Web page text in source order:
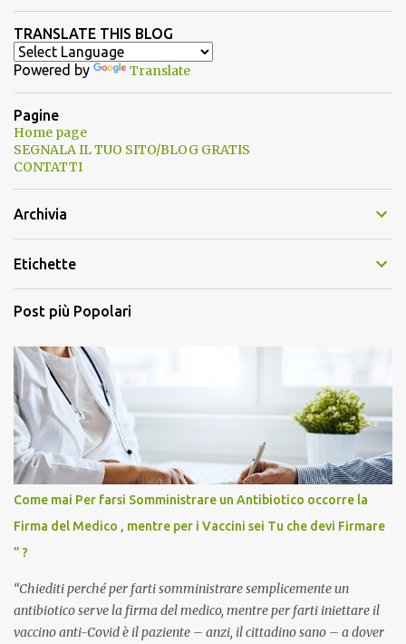
TRANSLATE THIS BLOG
Powered by Translate
Pagine
Home page
SEGNALA IL TUO SITO/BLOG GRATIS
CONTATTI
Archivia
Etichette
Post più Popolari
Come mai Per farsi Somministrare un Antibiotico occorre la
Firma del Medico , mentre per i Vaccini sei Tu che devi Firmare
” ?
“Chiediti perché per farti somministrare semplicemente un
antibiotico serve la firma del medico, mentre per farti iniettare il
vaccino anti-Covid è il paziente – anzi, il cittadino sano – a dover